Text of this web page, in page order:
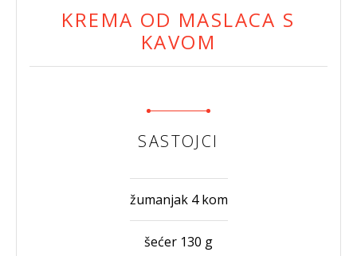
KREMA OD MASLACA S
KAVOM
SASTOJCI
žumanjak 4 kom
šećer 130 g